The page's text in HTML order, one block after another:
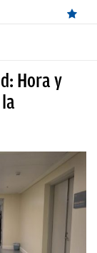
Hora y